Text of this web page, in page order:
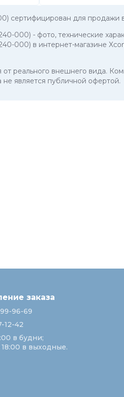
сертифицирован для продажи
000) - фото, технические
000) в интернет-магазине
от реального внешнего вида.
является публичной офертой.
заказа
96-69
12-42
в будни;
в выходные.